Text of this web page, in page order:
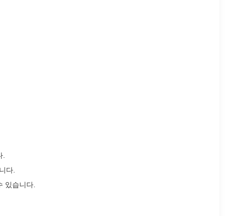
다.
있습니다.